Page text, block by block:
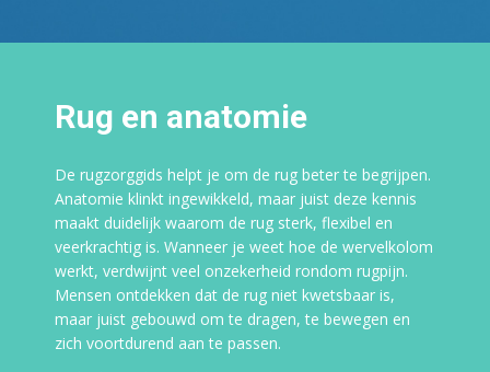
Rug en anatomie
De rugzorggids helpt je om de rug beter te begrijpen.
Anatomie klinkt ingewikkeld, maar juist deze kennis
maakt duidelijk waarom de rug sterk, flexibel en
veerkrachtig is. Wanneer je weet hoe de wervelkolom
werkt, verdwijnt veel onzekerheid rondom rugpijn.
Mensen ontdekken dat de rug niet kwetsbaar is,
maar juist gebouwd om te dragen, te bewegen en
zich voortdurend aan te passen.